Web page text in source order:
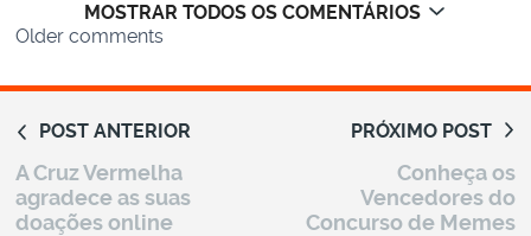
MOSTRAR TODOS OS COMENTÁRIOS
Comments
Older comments
POST ANTERIOR
A Cruz Vermelha
agradece as suas
doações online
PRÓXIMO POST
Conheça os
Vencedores do
Concurso de Memes